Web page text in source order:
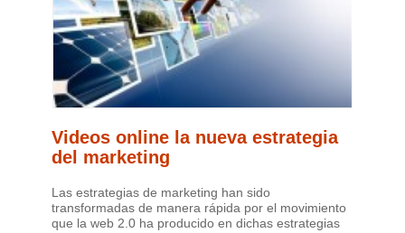
Videos online la nueva estrategia
del marketing
Las estrategias de marketing han sido
transformadas de manera rápida por el movimiento
que la web 2.0 ha producido en dichas estrategias